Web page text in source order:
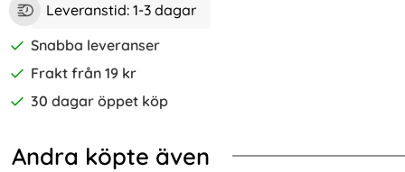
Leveranstid: 1-3 dagar
Snabba leveranser
Frakt från 19 kr
30 dagar öppet köp
Andra köpte även